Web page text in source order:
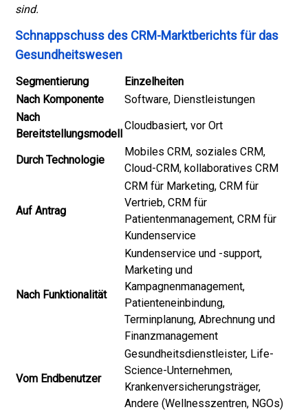
sind.
Schnappschuss des CRM-Marktberichts für das
Gesundheitswesen
Segmentierung
Einzelheiten
Nach Komponente
Software, Dienstleistungen
Nach
Bereitstellungsmodell
Cloudbasiert, vor Ort
Durch Technologie
Mobiles CRM, soziales CRM,
Cloud-CRM, kollaboratives CRM
Auf Antrag
CRM für Marketing, CRM für
Vertrieb, CRM für
Patientenmanagement, CRM für
Kundenservice
Nach Funktionalität
Kundenservice und -support,
Marketing und
Kampagnenmanagement,
Patienteneinbindung,
Terminplanung, Abrechnung und
Finanzmanagement
Vom Endbenutzer
Gesundheitsdienstleister, Life-
Science-Unternehmen,
Krankenversicherungsträger,
Andere (Wellnesszentren, NGOs)